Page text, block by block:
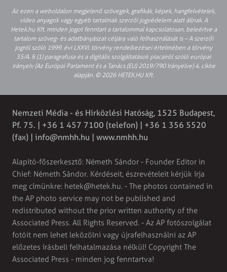
Az ezen a weboldalon megjelenő szövegek, grafikák, képek, hangfelvételek,
video anyagok vagy egyéb tartalmak szerzői jogvédelem alatt állnak. A
Hetek.hu Kft. minden jogot fenntart a tartalommal kapcsolatosan, beleértve a
tartalom szöveg- és adatbányászat céljára való felhasználását is – A szerzői
jogról szóló 1999. évi LXXVI. törvény rendelkezései értelmében a törvény
35/A. § (1) paragrafusa és a digitális szolgáltatások piacairól szóló európai
irányelv (Az Európai Parlament és a Tanács (EU) 2019/790 Irányelve) 4. cikke
alapján. © 2026 HETEK.HU Kft.
Nemzeti Média - és Hírközlési Hatóság, 1525 Budapest,
Pf. 75. | +36 1 457 7100 (telefon) | +36 1 356 5520
(fax) | info@nmhh.hu | www.nmhh.hu
Alapító-főszerkesztő: Németh Sándor - Founder Editor in
Chief: Németh Sándor. Kérdéseit, észrevételeit kérjük írja
meg címünkre: hetek@hetek.hu. - The photos contained in
the AP photo service may not be published and
redistributed without the prior written authority of the
Associated Press. All Rights Reserved. - Az AP fotószolgálat
fotóit nem lehet leközölni vagy újrafelhasználni az AP
előzetes írásbeli felhatalmazása nélkül! Copyright The
Associated Press - minden jog fenntartva!